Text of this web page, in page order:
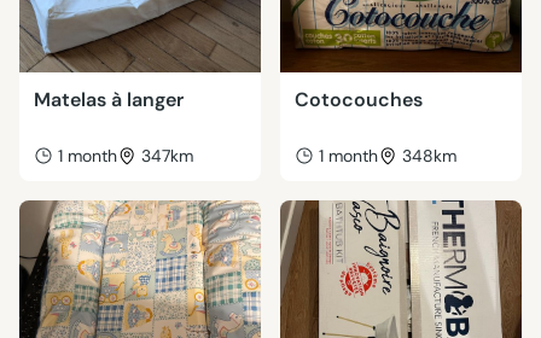
Matelas à langer
1 month 347km
Cotocouches
1 month 348km